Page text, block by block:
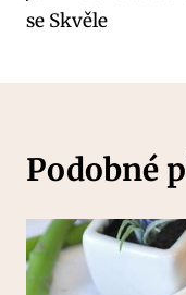
příspěvek
se Skvěle
Podobné